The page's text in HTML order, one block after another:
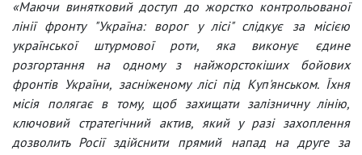
«Маючи винятковий доступ до жорстко контрольованої
лінії фронту "Україна: ворог у лісі" слідкує за місією
української штурмової роти, яка виконує єдине
розгортання на одному з найжорстокіших бойових
фронтів України, засніженому лісі під Куп'янськом. Їхня
місія полягає в тому, щоб захищати залізничну лінію,
ключовий стратегічний актив, який у разі захоплення
дозволить Росії здійснити прямий напад на друге за